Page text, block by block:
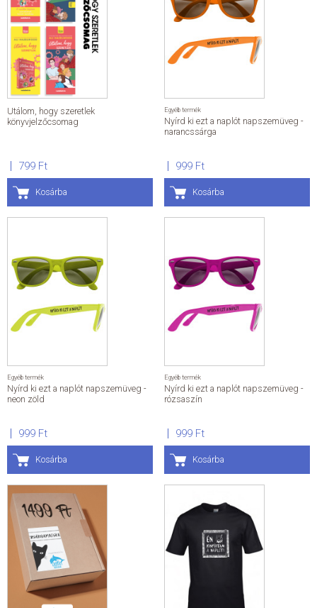
Utálom, hogy szeretlek
könyvjelzőcsomag
799 Ft
Kosárba
Egyéb termék
Nyírd ki ezt a naplót napszemüveg -
narancssárga
999 Ft
Kosárba
Egyéb termék
Nyírd ki ezt a naplót napszemüveg -
neon zöld
999 Ft
Kosárba
Egyéb termék
Nyírd ki ezt a naplót napszemüveg -
rózsaszín
999 Ft
Kosárba